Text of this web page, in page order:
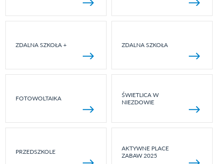
ZDALNA SZKOŁA + ZDALNA SZKOŁA
FOTOWOLTAIKA
ŚWIETLICA W
NIEZDOWIE
PRZEDSZKOLE
AKTYWNE PLACE
ZABAW 2025